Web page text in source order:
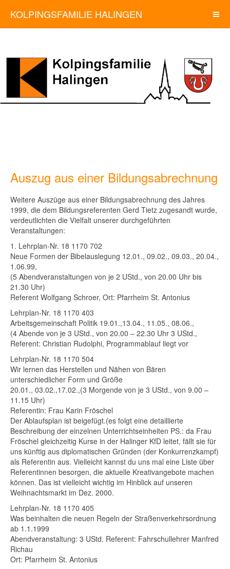
KOLPINGSFAMILIE HALINGEN
Auszug aus einer Bildungsabrechnung
Weitere Auszüge aus einer Bildungsabrechnung des Jahres
1999, die dem Bildungsreferenten Gerd Tietz zugesandt wurde,
verdeutlichten die Vielfalt unserer durchgeführten
Veranstaltungen:
1. Lehrplan-Nr. 18 1170 702
Neue Formen der Bibelauslegung 12.01., 09.02., 09.03., 20.04.,
1.06.99,
(5 Abendveranstaltungen von je 2 UStd., von 20.00 Uhr bis
21.30 Uhr)
Referent Wolfgang Schroer, Ort: Pfarrheim St. Antonius
Lehrplan-Nr. 18 1170 403
Arbeitsgemeinschaft Politik 19.01.,13.04., 11.05., 08.06.,
(4 Abende von je 3 UStd., von 20.00 – 22.30 Uhr 3 UStd.,
Referent: Christian Rudolphi, Programmablauf liegt vor
Lehrplan-Nr. 18 1170 504
Wir lernen das Herstellen und Nähen von Bären
unterschiedlicher Form und Größe
20.01., 03.02.,17.02.,(3 Morgende von je 3 UStd., von 9.00 –
11.15 Uhr)
Referentin: Frau Karin Fröschel
Der Ablaufsplan ist beigefügt.(es folgt eine detaillierte
Beschreibung der einzelnen Unterrichtseinheiten PS.: da Frau
Fröschel gleichzeitig Kurse in der Halinger KfD leitet, fällt sie für
uns künftig aus diplomatischen Gründen (der Konkurrenzkampf)
als Referentin aus. Vielleicht kannst du uns mal eine Liste über
Referentinnen besorgen, die aktuelle Kreativangebote machen
können. Das ist vielleicht wichtig im Hinblick auf unseren
Weihnachtsmarkt im Dez. 2000.
Lehrplan-Nr. 18 1170 405
Was beinhalten die neuen Regeln der Straßenverkehrsordnung
ab 1.1.1999
Abendveranstaltung: 3 UStd. Referent: Fahrschullehrer Manfred
Richau
Ort: Pfarrheim St. Antonius